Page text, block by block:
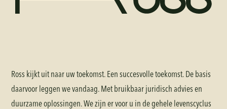
Ross kijkt uit naar uw toekomst. Een succesvolle toekomst. De basis
daarvoor leggen we vandaag. Met bruikbaar juridisch advies en
duurzame oplossingen. We zijn er voor u in de gehele levenscyclus